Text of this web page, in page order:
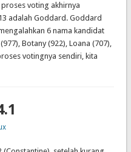
voting akhirnya
adalah Goddard. Goddard
6 nama kandidat
Botany (922), Loana (707),
votingnya sendiri, kita